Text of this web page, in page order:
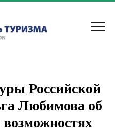
Российской
Любимова об